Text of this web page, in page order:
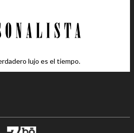
lujo es el tiempo.